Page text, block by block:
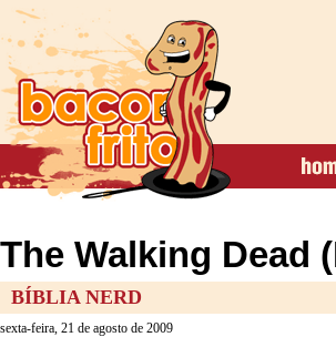
The Walking Dead
BÍBLIA NERD
sexta-feira, 21 de agosto de 2009